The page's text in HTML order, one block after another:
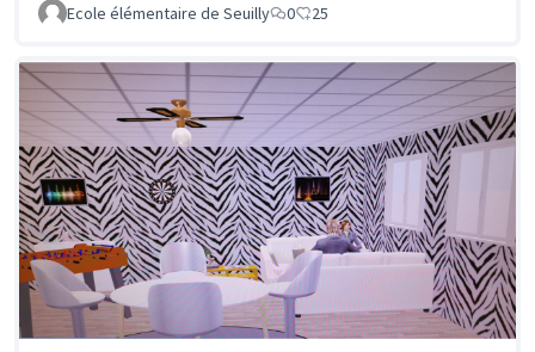
Ecole élémentaire de Seuilly
0 25